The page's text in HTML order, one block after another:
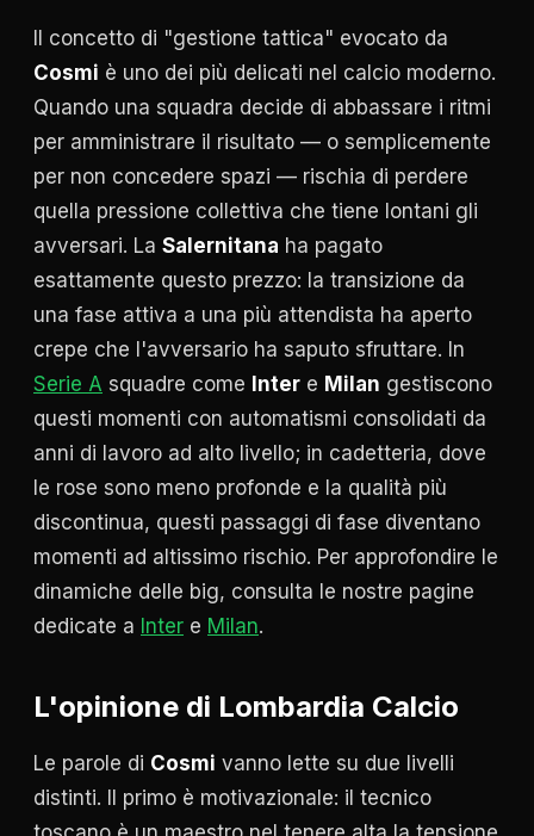
Il concetto di "gestione tattica" evocato da
Cosmi è uno dei più delicati nel calcio moderno.
Quando una squadra decide di abbassare i ritmi
per amministrare il risultato — o semplicemente
per non concedere spazi — rischia di perdere
quella pressione collettiva che tiene lontani gli
avversari. La Salernitana ha pagato
esattamente questo prezzo: la transizione da
una fase attiva a una più attendista ha aperto
crepe che l'avversario ha saputo sfruttare. In
Serie A squadre come Inter e Milan gestiscono
questi momenti con automatismi consolidati da
anni di lavoro ad alto livello; in cadetteria, dove
le rose sono meno profonde e la qualità più
discontinua, questi passaggi di fase diventano
momenti ad altissimo rischio. Per approfondire le
dinamiche delle big, consulta le nostre pagine
dedicate a Inter e Milan.
L'opinione di Lombardia Calcio
Le parole di Cosmi vanno lette su due livelli
distinti. Il primo è motivazionale: il tecnico